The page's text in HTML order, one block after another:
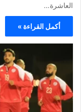
العاشرة…
أكمل القراءة »